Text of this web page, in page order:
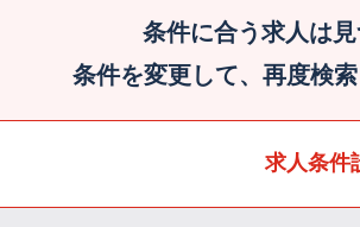
条件に合う求人は見
条件を変更して、再度検
求人条件